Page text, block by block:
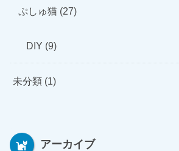
ぷしゅ猫 (27)
DIY (9)
未分類 (1)
アーカイブ